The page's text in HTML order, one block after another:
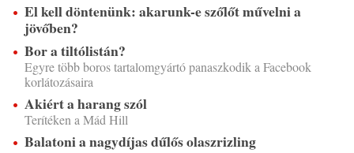
El kell döntenünk: akarunk-e szőlőt művelni a
jövőben?
Bor a tiltólistán?
Egyre több boros tartalomgyártó panaszkodik a Facebook
korlátozásaira
Akiért a harang szól
Terítéken a Mád Hill
Balatoni a nagydíjas dűlős olaszrizling